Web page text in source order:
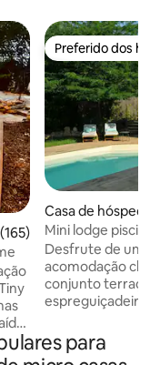
uma avaliação média de
Preferido dos
Preferido dos
Casa de hóspedes
Cascade
Mini lodge
verde Verdon
Desfrute de uma
acomodação
conjunto terraço-
espreguiçadeiras
m² sob um toldo
suas refeições
para